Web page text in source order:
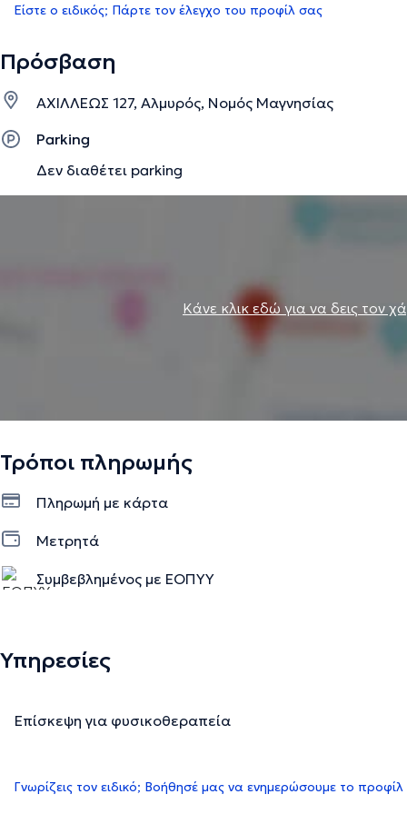
Είστε ο ειδικός; Πάρτε τον έλεγχο του προφίλ σας
Πρόσβαση
ΑΧΙΛΛΕΩΣ 127, Αλμυρός, Νομός Μαγνησίας
Parking
Δεν διαθέτει parking
Κάνε κλικ εδώ για να δεις τον
Τρόποι πληρωμής
Πληρωμή με κάρτα
Μετρητά
Συμβεβλημένος με ΕΟΠΥΥ
Υπηρεσίες
Επίσκεψη για φυσικοθεραπεία
Γνωρίζεις τον ειδικό; Βοήθησέ μας να ενημερώσουμε το προφίλ